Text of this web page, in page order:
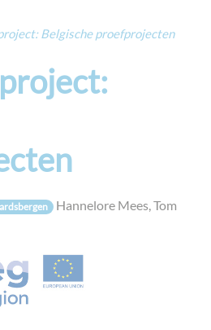
Belgische proefprojecten
Hannelore Mees, Tom